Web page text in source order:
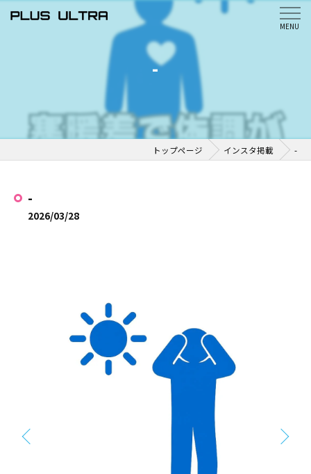
-
トップページ インスタ掲載 -
-
2026/03/28